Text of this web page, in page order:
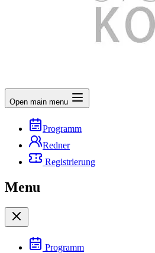
Open main menu
Programm
Redner
Registrierung
Menu
Programm